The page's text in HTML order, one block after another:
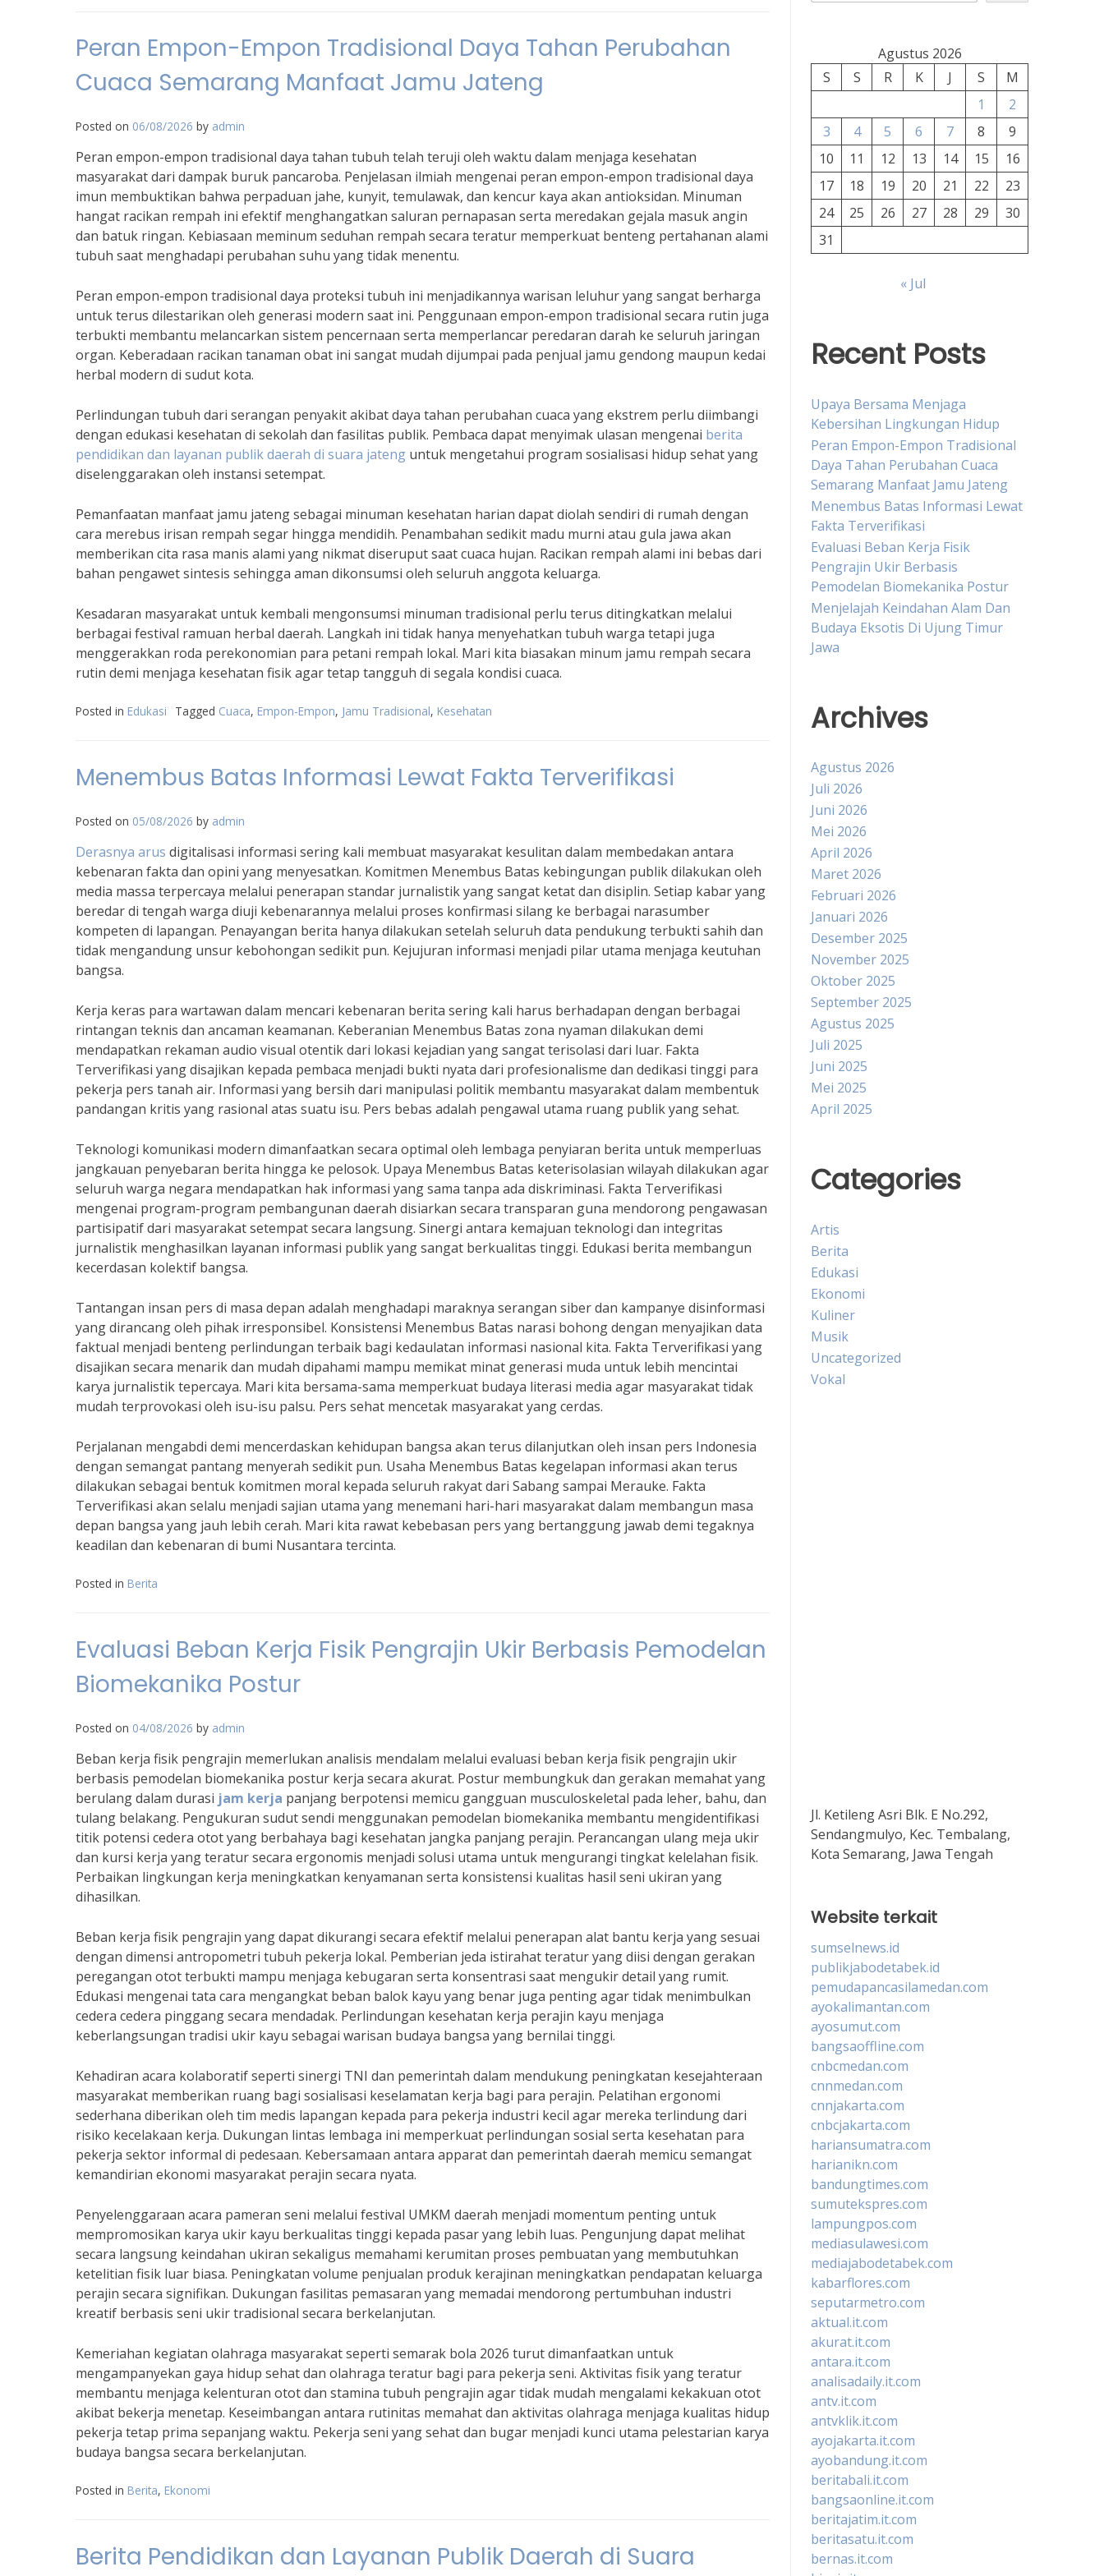
Peran Empon-Empon Tradisional Daya Tahan Perubahan
Cuaca Semarang Manfaat Jamu Jateng
Posted on 06/08/2026 by admin
Peran empon-empon tradisional daya tahan tubuh telah teruji oleh waktu dalam menjaga kesehatan
masyarakat dari dampak buruk pancaroba. Penjelasan ilmiah mengenai peran empon-empon tradisional daya
imun membuktikan bahwa perpaduan jahe, kunyit, temulawak, dan kencur kaya akan antioksidan. Minuman
hangat racikan rempah ini efektif menghangatkan saluran pernapasan serta meredakan gejala masuk angin
dan batuk ringan. Kebiasaan meminum seduhan rempah secara teratur memperkuat benteng pertahanan alami
tubuh saat menghadapi perubahan suhu yang tidak menentu.
Peran empon-empon tradisional daya proteksi tubuh ini menjadikannya warisan leluhur yang sangat berharga
untuk terus dilestarikan oleh generasi modern saat ini. Penggunaan empon-empon tradisional secara rutin juga
terbukti membantu melancarkan sistem pencernaan serta memperlancar peredaran darah ke seluruh jaringan
organ. Keberadaan racikan tanaman obat ini sangat mudah dijumpai pada penjual jamu gendong maupun kedai
herbal modern di sudut kota.
Perlindungan tubuh dari serangan penyakit akibat daya tahan perubahan cuaca yang ekstrem perlu diimbangi
dengan edukasi kesehatan di sekolah dan fasilitas publik. Pembaca dapat menyimak ulasan mengenai berita
pendidikan dan layanan publik daerah di suara jateng untuk mengetahui program sosialisasi hidup sehat yang
diselenggarakan oleh instansi setempat.
Pemanfaatan manfaat jamu jateng sebagai minuman kesehatan harian dapat diolah sendiri di rumah dengan
cara merebus irisan rempah segar hingga mendidih. Penambahan sedikit madu murni atau gula jawa akan
memberikan cita rasa manis alami yang nikmat diseruput saat cuaca hujan. Racikan rempah alami ini bebas dari
bahan pengawet sintesis sehingga aman dikonsumsi oleh seluruh anggota keluarga.
Kesadaran masyarakat untuk kembali mengonsumsi minuman tradisional perlu terus ditingkatkan melalui
berbagai festival ramuan herbal daerah. Langkah ini tidak hanya menyehatkan tubuh warga tetapi juga
menggerakkan roda perekonomian para petani rempah lokal. Mari kita biasakan minum jamu rempah secara
rutin demi menjaga kesehatan fisik agar tetap tangguh di segala kondisi cuaca.
Posted in Edukasi Tagged Cuaca, Empon-Empon, Jamu Tradisional, Kesehatan
Menembus Batas Informasi Lewat Fakta Terverifikasi
Posted on 05/08/2026 by admin
Derasnya arus digitalisasi informasi sering kali membuat masyarakat kesulitan dalam membedakan antara
kebenaran fakta dan opini yang menyesatkan. Komitmen Menembus Batas kebingungan publik dilakukan oleh
media massa terpercaya melalui penerapan standar jurnalistik yang sangat ketat dan disiplin. Setiap kabar yang
beredar di tengah warga diuji kebenarannya melalui proses konfirmasi silang ke berbagai narasumber
kompeten di lapangan. Penayangan berita hanya dilakukan setelah seluruh data pendukung terbukti sahih dan
tidak mengandung unsur kebohongan sedikit pun. Kejujuran informasi menjadi pilar utama menjaga keutuhan
bangsa.
Kerja keras para wartawan dalam mencari kebenaran berita sering kali harus berhadapan dengan berbagai
rintangan teknis dan ancaman keamanan. Keberanian Menembus Batas zona nyaman dilakukan demi
mendapatkan rekaman audio visual otentik dari lokasi kejadian yang sangat terisolasi dari luar. Fakta
Terverifikasi yang disajikan kepada pembaca menjadi bukti nyata dari profesionalisme dan dedikasi tinggi para
pekerja pers tanah air. Informasi yang bersih dari manipulasi politik membantu masyarakat dalam membentuk
pandangan kritis yang rasional atas suatu isu. Pers bebas adalah pengawal utama ruang publik yang sehat.
Teknologi komunikasi modern dimanfaatkan secara optimal oleh lembaga penyiaran berita untuk memperluas
jangkauan penyebaran berita hingga ke pelosok. Upaya Menembus Batas keterisolasian wilayah dilakukan agar
seluruh warga negara mendapatkan hak informasi yang sama tanpa ada diskriminasi. Fakta Terverifikasi
mengenai program-program pembangunan daerah disiarkan secara transparan guna mendorong pengawasan
partisipatif dari masyarakat setempat secara langsung. Sinergi antara kemajuan teknologi dan integritas
jurnalistik menghasilkan layanan informasi publik yang sangat berkualitas tinggi. Edukasi berita membangun
kecerdasan kolektif bangsa.
Tantangan insan pers di masa depan adalah menghadapi maraknya serangan siber dan kampanye disinformasi
yang dirancang oleh pihak irresponsibel. Konsistensi Menembus Batas narasi bohong dengan menyajikan data
faktual menjadi benteng perlindungan terbaik bagi kedaulatan informasi nasional kita. Fakta Terverifikasi yang
disajikan secara menarik dan mudah dipahami mampu memikat minat generasi muda untuk lebih mencintai
karya jurnalistik tepercaya. Mari kita bersama-sama memperkuat budaya literasi media agar masyarakat tidak
mudah terprovokasi oleh isu-isu palsu. Pers sehat mencetak masyarakat yang cerdas.
Perjalanan mengabdi demi mencerdaskan kehidupan bangsa akan terus dilanjutkan oleh insan pers Indonesia
dengan semangat pantang menyerah sedikit pun. Usaha Menembus Batas kegelapan informasi akan terus
dilakukan sebagai bentuk komitmen moral kepada seluruh rakyat dari Sabang sampai Merauke. Fakta
Terverifikasi akan selalu menjadi sajian utama yang menemani hari-hari masyarakat dalam membangun masa
depan bangsa yang jauh lebih cerah. Mari kita rawat kebebasan pers yang bertanggung jawab demi tegaknya
keadilan dan kebenaran di bumi Nusantara tercinta.
Posted in Berita
Evaluasi Beban Kerja Fisik Pengrajin Ukir Berbasis Pemodelan
Biomekanika Postur
Posted on 04/08/2026 by admin
Beban kerja fisik pengrajin memerlukan analisis mendalam melalui evaluasi beban kerja fisik pengrajin ukir
berbasis pemodelan biomekanika postur kerja secara akurat. Postur membungkuk dan gerakan memahat yang
berulang dalam durasi jam kerja panjang berpotensi memicu gangguan musculoskeletal pada leher, bahu, dan
tulang belakang. Pengukuran sudut sendi menggunakan pemodelan biomekanika membantu mengidentifikasi
titik potensi cedera otot yang berbahaya bagi kesehatan jangka panjang perajin. Perancangan ulang meja ukir
dan kursi kerja yang teratur secara ergonomis menjadi solusi utama untuk mengurangi tingkat kelelahan fisik.
Perbaikan lingkungan kerja meningkatkan kenyamanan serta konsistensi kualitas hasil seni ukiran yang
dihasilkan.
Beban kerja fisik pengrajin yang dapat dikurangi secara efektif melalui penerapan alat bantu kerja yang sesuai
dengan dimensi antropometri tubuh pekerja lokal. Pemberian jeda istirahat teratur yang diisi dengan gerakan
peregangan otot terbukti mampu menjaga kebugaran serta konsentrasi saat mengukir detail yang rumit.
Edukasi mengenai tata cara mengangkat beban balok kayu yang benar juga penting agar tidak menimbulkan
cedera cedera pinggang secara mendadak. Perlindungan kesehatan kerja perajin kayu menjaga
keberlangsungan tradisi ukir kayu sebagai warisan budaya bangsa yang bernilai tinggi.
Kehadiran acara kolaboratif seperti sinergi TNI dan pemerintah dalam mendukung peningkatan kesejahteraan
masyarakat memberikan ruang bagi sosialisasi keselamatan kerja bagi para perajin. Pelatihan ergonomi
sederhana diberikan oleh tim medis lapangan kepada para pekerja industri kecil agar mereka terlindung dari
risiko kecelakaan kerja. Dukungan lintas lembaga ini memperkuat perlindungan sosial serta kesehatan para
pekerja sektor informal di pedesaan. Kebersamaan antara apparat dan pemerintah daerah memicu semangat
kemandirian ekonomi masyarakat perajin secara nyata.
Penyelenggaraan acara pameran seni melalui festival UMKM daerah menjadi momentum penting untuk
mempromosikan karya ukir kayu berkualitas tinggi kepada pasar yang lebih luas. Pengunjung dapat melihat
secara langsung keindahan ukiran sekaligus memahami kerumitan proses pembuatan yang membutuhkan
ketelitian fisik luar biasa. Peningkatan volume penjualan produk kerajinan meningkatkan pendapatan keluarga
perajin secara signifikan. Dukungan fasilitas pemasaran yang memadai mendorong pertumbuhan industri
kreatif berbasis seni ukir tradisional secara berkelanjutan.
Kemeriahan kegiatan olahraga masyarakat seperti semarak bola 2026 turut dimanfaatkan untuk
mengampanyekan gaya hidup sehat dan olahraga teratur bagi para pekerja seni. Aktivitas fisik yang teratur
membantu menjaga kelenturan otot dan stamina tubuh pengrajin agar tidak mudah mengalami kekakuan otot
akibat bekerja menetap. Keseimbangan antara rutinitas memahat dan aktivitas olahraga menjaga kualitas hidup
pekerja tetap prima sepanjang waktu. Pekerja seni yang sehat dan bugar menjadi kunci utama pelestarian karya
budaya bangsa secara berkelanjutan.
Posted in Berita, Ekonomi
Berita Pendidikan dan Layanan Publik Daerah di Suara
Agustus 2026
S
S R K J S
M
1
2
3
4 5 6 7 8
9
10
11 12 13 14 15
16
17
18 19 20 21 22
23
24
25 26 27 28 29
30
31
« Jul
Recent Posts
Upaya Bersama Menjaga
Kebersihan Lingkungan Hidup
Peran Empon-Empon Tradisional
Daya Tahan Perubahan Cuaca
Semarang Manfaat Jamu Jateng
Menembus Batas Informasi Lewat
Fakta Terverifikasi
Evaluasi Beban Kerja Fisik
Pengrajin Ukir Berbasis
Pemodelan Biomekanika Postur
Menjelajah Keindahan Alam Dan
Budaya Eksotis Di Ujung Timur
Jawa
Archives
Agustus 2026
Juli 2026
Juni 2026
Mei 2026
April 2026
Maret 2026
Februari 2026
Januari 2026
Desember 2025
November 2025
Oktober 2025
September 2025
Agustus 2025
Juli 2025
Juni 2025
Mei 2025
April 2025
Categories
Artis
Berita
Edukasi
Ekonomi
Kuliner
Musik
Uncategorized
Vokal
Jl. Ketileng Asri Blk. E No.292,
Sendangmulyo, Kec. Tembalang,
Kota Semarang, Jawa Tengah
Website terkait
sumselnews.id
publikjabodetabek.id
pemudapancasilamedan.com
ayokalimantan.com
ayosumut.com
bangsaoffline.com
cnbcmedan.com
cnnmedan.com
cnnjakarta.com
cnbcjakarta.com
hariansumatra.com
harianikn.com
bandungtimes.com
sumutekspres.com
lampungpos.com
mediasulawesi.com
mediajabodetabek.com
kabarflores.com
seputarmetro.com
aktual.it.com
akurat.it.com
antara.it.com
analisadaily.it.com
antv.it.com
antvklik.it.com
ayojakarta.it.com
ayobandung.it.com
beritabali.it.com
bangsaonline.it.com
beritajatim.it.com
beritasatu.it.com
bernas.it.com